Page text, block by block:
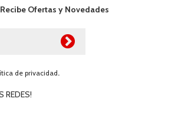
Ofertas y Novedades
de privacidad.
REDES!